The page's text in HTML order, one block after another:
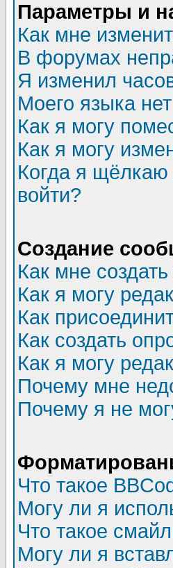
Параметры и
Как мне
В форумах
Я изменил
Моего языка
Как я могу
Как я могу
Когда я щёлкаю
войти?
Создание
Как мне
Как я могу
Как
Как создать
Как я могу
Почему мне
Почему я не
Что такое
Могу ли я
Что такое
Могу ли я